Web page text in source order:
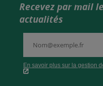
Recevez par mail
actualités